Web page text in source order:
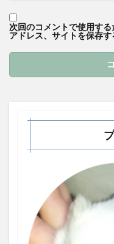
次回のコメントで使用す
アドレス、サイトを保存す